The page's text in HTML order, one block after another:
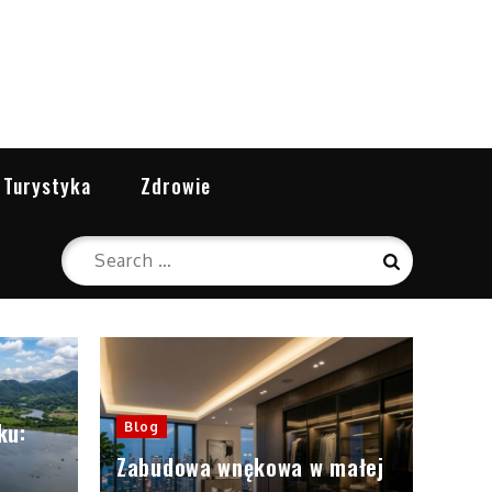
Turystyka Zdrowie
Search
for:
Search
Blog
Zabudowa wnękowa w małej